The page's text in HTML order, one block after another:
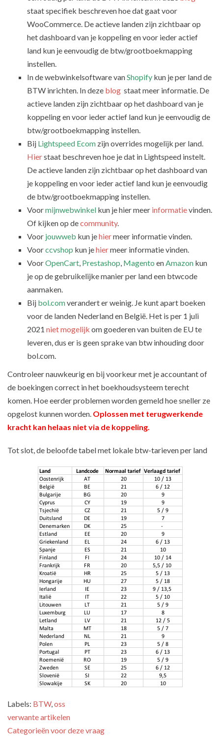
staat specifiek beschreven hoe dat gaat voor
WooCommerce. De actieve landen zijn zichtbaar op
het dashboard van je koppeling en voor ieder actief
land kun je eenvoudig de btw/grootboekmapping
instellen.
In de webwinkelsoftware vanShopify kun je per land de
BTW inrichten. In deze blog staat meer informatie. De
actieve landen zijn zichtbaar op het dashboard van je
koppeling en voor ieder actief land kun je eenvoudig de
btw/grootboekmapping instellen.
Bij Lightspeed Ecom zijn overrides mogelijk per land.
Hierstaat beschreven hoe je dat in Lightspeed instelt.
De actieve landen zijn zichtbaar op het dashboard van
je koppeling en voor ieder actief land kun je eenvoudig
de btw/grootboekmapping instellen.
Voormijnwebwinkel kun je hier meer informatievinden.
Of kijken op decommunity.
Voor jouwweb kun jehiermeer informatie vinden.
Voorccvshop kun jehiermeer informatie vinden.
VoorOpenCart, Prestashop, Magento enAmazon kun
je op de gebruikelijke manier per land een btwcode
aanmaken.
Bij bol.comverandert er weinig. Je kunt apart boeken
voor de landen Nederland en België. Het is per 1 juli
2021 niet mogelijk om goederen van buiten de EU te
leveren, dus er is geen sprake van btw inhouding door
bol.com.
Controleer nauwkeurig en bij voorkeur met je accountant of
de boekingen correct in het boekhoudsysteem terecht
komen. Hoe eerder problemen worden gemeld hoe sneller ze
opgelost kunnen worden. Oplossen met terugwerkende
kracht kan helaas niet via de koppeling.
Tot slot, de beloofde tabel met lokale btw-tarieven per land
Labels: BTW,oss
verwante artikelen
Categorieën voor deze vraag